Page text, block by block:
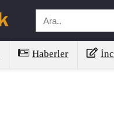
Haberler